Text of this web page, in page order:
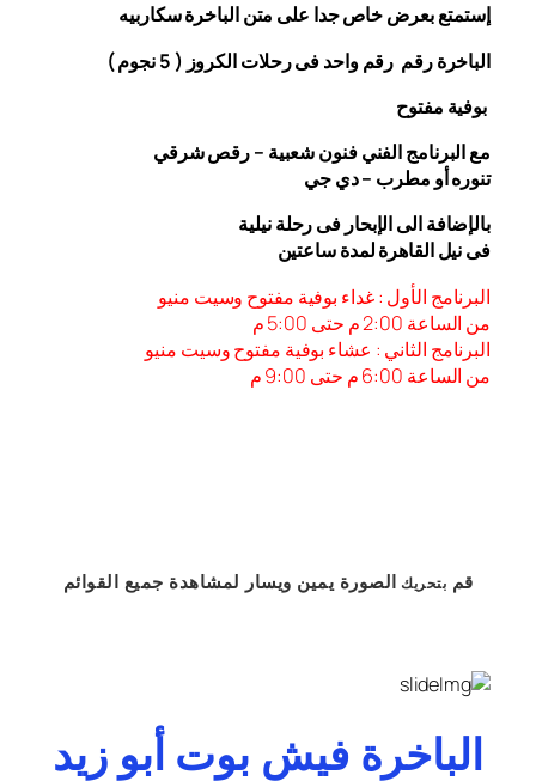
إستمتع بعرض خاص جدا على متن الباخرةسكاربيه
الباخرة رقم رقم واحد فى رحلات الكروز ( 5 نجوم )
بوفية مفتوح
مع البرنامج الفني فنون شعبية – رقص شرقي
تنوره أو مطرب – دي جي
بالإضافة الى الإبحار فى رحلة نيلية
فى نيل القاهرة لمدة ساعتين
البرنامج الأول : غداء بوفية مفتوح وسيت منيو
من الساعة 2:00 م حتى 5:00 م
البرنامج الثاني : عشاء بوفية مفتوح وسيت منيو
من الساعة 6:00 م حتى 9:00 م
قم بتحريك الصورة يمين ويسار لمشاهدة جميع القوائم
الباخرة فيش بوت أبو زيد